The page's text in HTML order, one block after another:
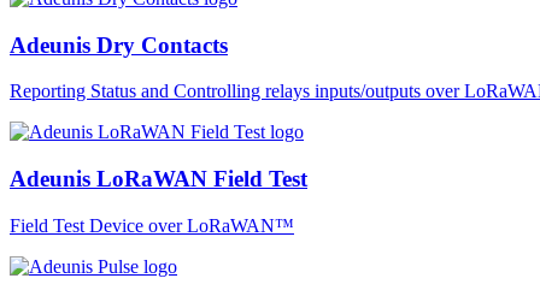
Adeunis Dry Contacts
Reporting Status and Controlling relays inputs/outputs over
Adeunis LoRaWAN Field Test
Field Test Device over LoRaWAN™